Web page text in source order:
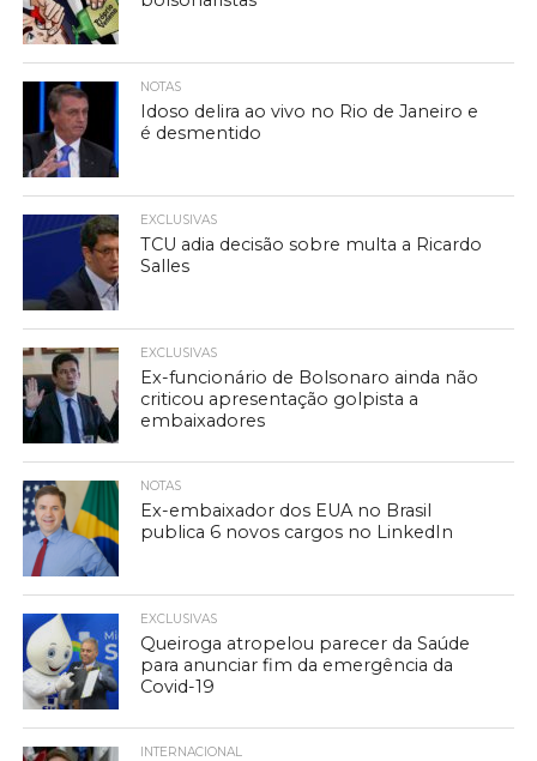
NOTAS
Idoso delira ao vivo no Rio de Janeiro e
é desmentido
EXCLUSIVAS
TCU adia decisão sobre multa a Ricardo
Salles
EXCLUSIVAS
Ex-funcionário de Bolsonaro ainda não
criticou apresentação golpista a
embaixadores
NOTAS
Ex-embaixador dos EUA no Brasil
publica 6 novos cargos no LinkedIn
EXCLUSIVAS
Queiroga atropelou parecer da Saúde
para anunciar fim da emergência da
Covid-19
INTERNACIONAL